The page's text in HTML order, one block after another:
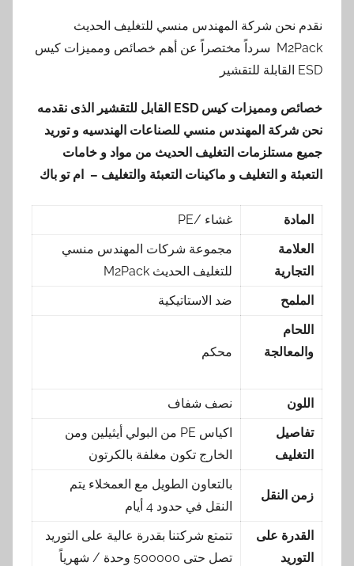
نقدم نحن شركة المهندس منسي للتغليف الحديث
M2Pack سرداً مختصراً عن أهم خصائص ومميزات كيس
ESD القابلة للتقشير
خصائص ومميزات كيس ESD القابل للتقشير الذى نقدمه
نحن شركة المهندس منسي للصناعات الهندسيه و توريد
جميع مستلزمات التغليف الحديث من مواد و خامات
التعبئة و التغليف و ماكينات التعبئة والتغليف – ام تو باك
المادة
غشاء /PE
العلامة
التجارية
مجموعة شركات المهندس منسي
للتغليف الحديث M2Pack
الملمح
ضد الاستاتيكية
اللحام
والمعالجة
محكم
اللون
نصف شفاف
تفاصيل
التغليف
اكياس PE من البولي أيثيلين ومن
الخارج تكون مغلفة بالكرتون
زمن النقل
بالتعاون الطويل مع العمخلاء يتم
النقل في حدود 4 أيام
القدرة على
التوريد
تتمتع شركتنا بقدرة عالية على التوريد
تصل حتى 500000 وحدة / شهرياً